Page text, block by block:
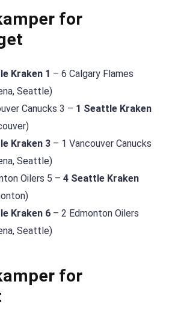
for
Kraken 1 – 6 Calgary Flames
Seattle)
Canucks 3 – 1 Seattle Kraken
Kraken 3 – 1 Vancouver Canucks
Seattle)
Oilers 5 – 4 Seattle Kraken
Kraken 6 – 2 Edmonton Oilers
Seattle)
for